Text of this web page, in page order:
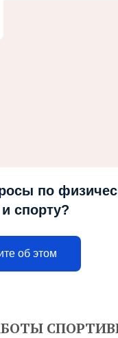
по
спорту?
об этом